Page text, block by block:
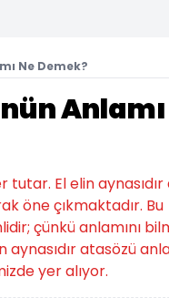
Ne Demek?
El elin
öne çıkmaktadır. Bu
çünkü anlamını
aynasıdır atasözü
yer alıyor.